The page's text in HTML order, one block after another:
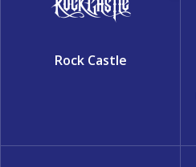
Rock Castle